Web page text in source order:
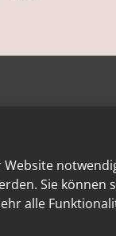
Sie können
alle